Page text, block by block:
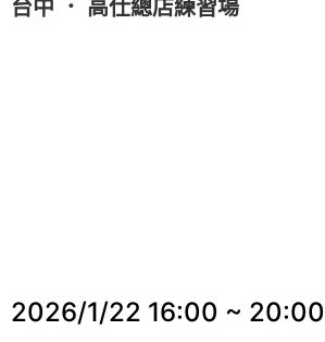
台中 ． 高仕總店練習場
2026/1/22 16:00 ~ 20:00